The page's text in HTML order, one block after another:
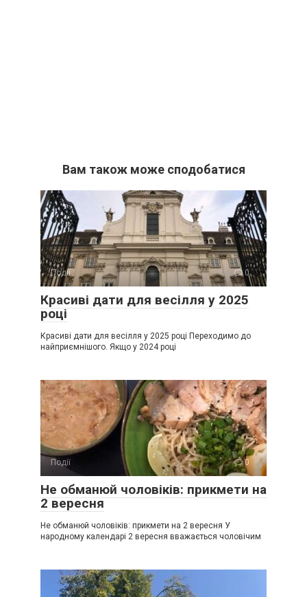
Вам також може сподобатися
Події 0
Красиві дати для весілля у 2025
році
Красиві дати для весілля у 2025 році Переходимо до
найприємнішого. Якщо у 2024 році
Події 0
Не обманюй чоловіків: прикмети на
2 вересня
Не обманюй чоловіків: прикмети на 2 вересня У
народному календарі 2 вересня вважається чоловічим